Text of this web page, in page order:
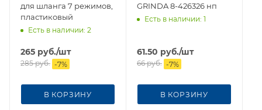
для шланга 7 режимов,
пластиковый
Есть в наличии: 2
265 руб./шт
285руб. -7%
В КОРЗИНУ
GRINDA 8-426326 нп
Есть в наличии: 1
61.50 руб./шт
66руб. -7%
В КОРЗИНУ